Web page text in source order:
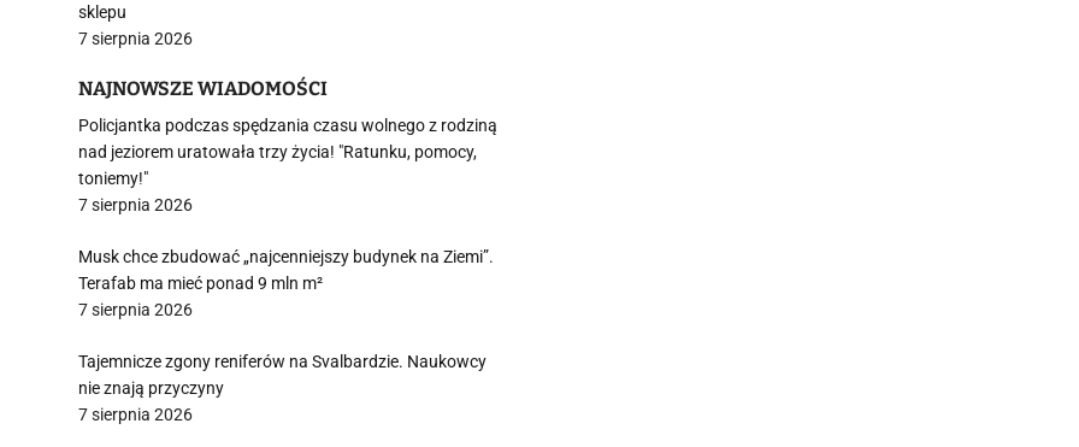
sklepu
7 sierpnia 2026
NAJNOWSZE WIADOMOŚCI
Policjantka podczas spędzania czasu wolnego z rodziną
nad jeziorem uratowała trzy życia! "Ratunku, pomocy,
toniemy!"
7 sierpnia 2026
Musk chce zbudować „najcenniejszy budynek na Ziemi”.
Terafab ma mieć ponad 9 mln m²
7 sierpnia 2026
Tajemnicze zgony reniferów na Svalbardzie. Naukowcy
nie znają przyczyny
7 sierpnia 2026